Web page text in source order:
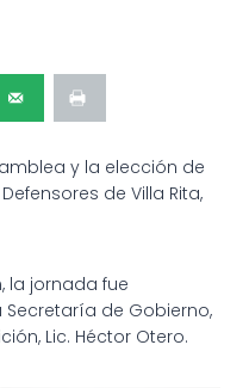
y la elección de
de Villa Rita,
la jornada fue
de Gobierno,
Lic. Héctor Otero.